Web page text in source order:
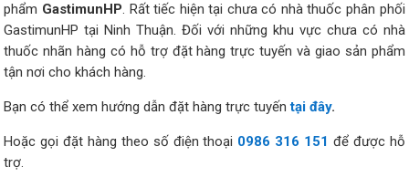
phẩm GastimunHP. Rất tiếc hiện tại chưa có nhà thuốc phân phối
GastimunHP tại Ninh Thuận. Đối với những khu vực chưa có nhà
thuốc nhãn hàng có hỗ trợ đặt hàng trực tuyến và giao sản phẩm
tận nơi cho khách hàng.
Bạn có thể xem hướng dẫn đặt hàng trực tuyếntại đây.
Hoặc gọi đặt hàng theo số điện thoại 0986 316 151 để được hỗ
trợ.